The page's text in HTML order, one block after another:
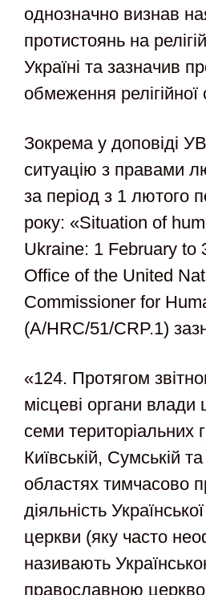
однозначно визнав
протистоянь на
Україні та зазначив
обмеження
Зокрема у доповіді
ситуацію з правами
за період з 1 лютого
року: «Situation of
Ukraine: 1 February to
Office of the United
Commissioner for
(A/HRC/51/CRP.1)
«124. Протягом
місцеві органи
семи територіальних
Київській, Сумській та
областях тимчасово
діяльність
церкви (яку часто
називають
православною